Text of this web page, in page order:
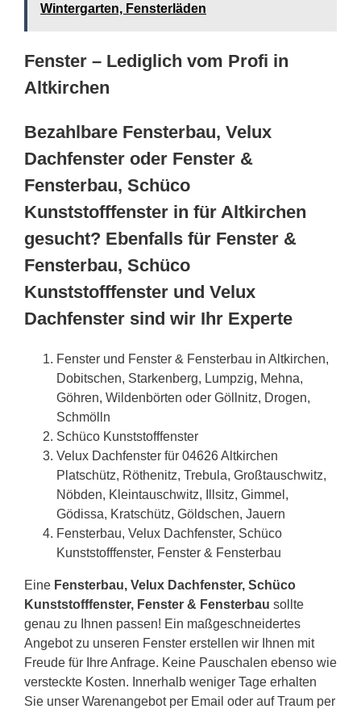
Wintergarten, Fensterläden
Fenster – Lediglich vom Profi in
Altkirchen
Bezahlbare Fensterbau, Velux
Dachfenster oder Fenster &
Fensterbau, Schüco
Kunststofffenster in für Altkirchen
gesucht? Ebenfalls für Fenster &
Fensterbau, Schüco
Kunststofffenster und Velux
Dachfenster sind wir Ihr Experte
Fenster und Fenster & Fensterbau in Altkirchen,
Dobitschen, Starkenberg, Lumpzig, Mehna,
Göhren, Wildenbörten oder Göllnitz, Drogen,
Schmölln
Schüco Kunststofffenster
Velux Dachfenster für 04626 Altkirchen
Platschütz, Röthenitz, Trebula, Großtauschwitz,
Nöbden, Kleintauschwitz, Illsitz, Gimmel,
Gödissa, Kratschütz, Göldschen, Jauern
Fensterbau, Velux Dachfenster, Schüco
Kunststofffenster, Fenster & Fensterbau
Eine Fensterbau, Velux Dachfenster, Schüco
Kunststofffenster, Fenster & Fensterbau sollte
genau zu Ihnen passen! Ein maßgeschneidertes
Angebot zu unseren Fenster erstellen wir Ihnen mit
Freude für Ihre Anfrage. Keine Pauschalen ebenso wie
versteckte Kosten. Innerhalb weniger Tage erhalten
Sie unser Warenangebot per Email oder auf Traum per